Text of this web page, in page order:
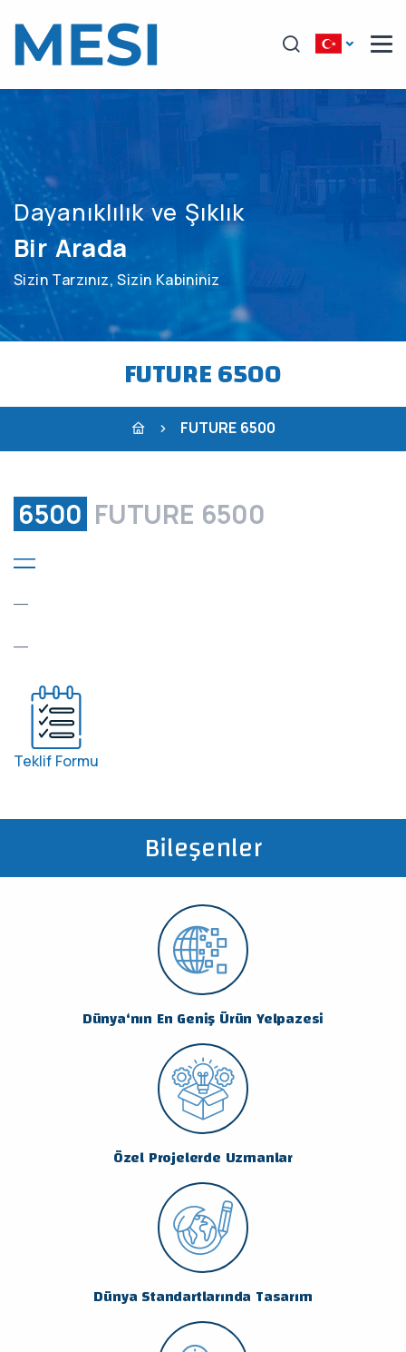
Dayanıklılık ve Şıklık
Bir Arada
Sizin Tarzınız, Sizin Kabininiz
FUTURE 6500
FUTURE 6500
6500 FUTURE 6500
―
―
―
Teklif Formu
Bileşenler
Dünya‘nın En Geniş Ürün Yelpazesi
Özel Projelerde Uzmanlar
Dünya Standartlarında Tasarım